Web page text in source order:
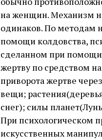
на женщин. Механизм
одинаков. По методам
помощи колдовства,
сделанном при помощи
жертву по средством
приворота жертве
вещи;
снег); силы
При психологическом
искусственных